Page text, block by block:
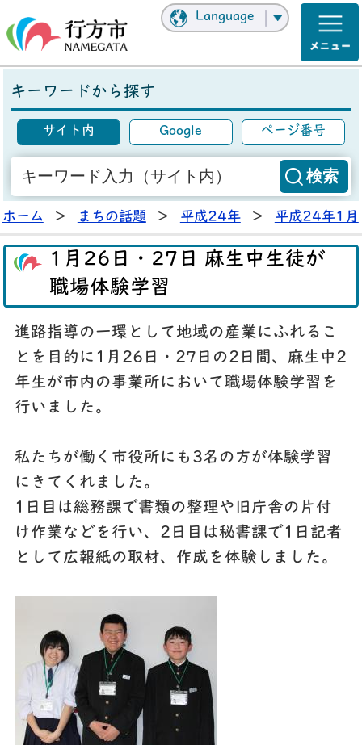
Language
キーワードから探す
サイト内 Google ページ番号
ホーム > まちの話題 > 平成24年 > 平成24年1月
1月26日・27日 麻生中生徒が
職場体験学習
進路指導の一環として地域の産業にふれるこ
とを目的に1月26日・27日の2日間、麻生中2
年生が市内の事業所において職場体験学習を
行いました。
私たちが働く市役所にも3名の方が体験学習
にきてくれました。
1日目は総務課で書類の整理や旧庁舎の片付
け作業などを行い、2日目は秘書課で1日記者
として広報紙の取材、作成を体験しました。